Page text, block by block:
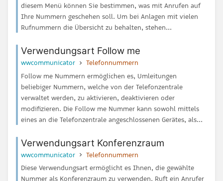
diesem Menü können Sie bestimmen, was mit Anrufen auf
Ihre Nummern geschehen soll. Um bei Anlagen mit vielen
Rufnummern die Übersicht zu behalten, stehen...
Verwendungsart Follow me
wwcommunicator
Telefonnummern
Follow me Nummern ermöglichen es, Umleitungen
beliebiger Nummern, welche von der Telefonzentrale
verwaltet werden, zu aktivieren, deaktivieren oder
modifizieren. Die Follow me Nummer kann sowohl mittels
eines an die Telefonzentrale angeschlossenen Gerätes, als...
Verwendungsart Konferenzraum
wwcommunicator
Telefonnummern
Diese Verwendungsart ermöglicht es Ihnen, die gewählte
Nummer als Konferenzraum zu verwenden. Ruft ein Anrufer